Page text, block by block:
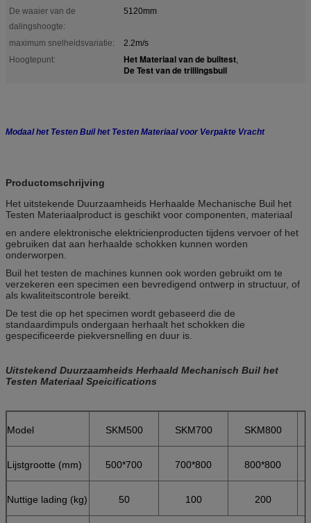
De waaier van de
dalingshoogte:
5120mm
maximum snelheidsvariatie:
2.2m/s
Hoogtepunt:
Het Materiaal van de builtest,
De Test van de trillingsbuil
Modaal het Testen Buil het Testen Materiaal voor Verpakte Vracht
Productomschrijving
Het uitstekende Duurzaamheids Herhaalde Mechanische Buil het
Testen Materiaalproduct is geschikt voor componenten, materiaal
en andere elektronische elektricienproducten tijdens vervoer of het
gebruiken dat aan herhaalde schokken kunnen worden
onderworpen.
Buil het testen de machines kunnen ook worden gebruikt om te
verzekeren een specimen een bevredigend ontwerp in structuur, of
als kwaliteitscontrole bereikt.
De test die op het specimen wordt gebaseerd die de
standaardimpuls ondergaan herhaalt het schokken die
gespecificeerde piekversnelling en duur is.
Uitstekend Duurzaamheids Herhaald Mechanisch Buil het
Testen Materiaal Speicifications
Model SKM500 SKM700 SKM800
Lijstgrootte (mm) 500*700 700*800 800*800
Nuttige lading (kg) 50 100 200